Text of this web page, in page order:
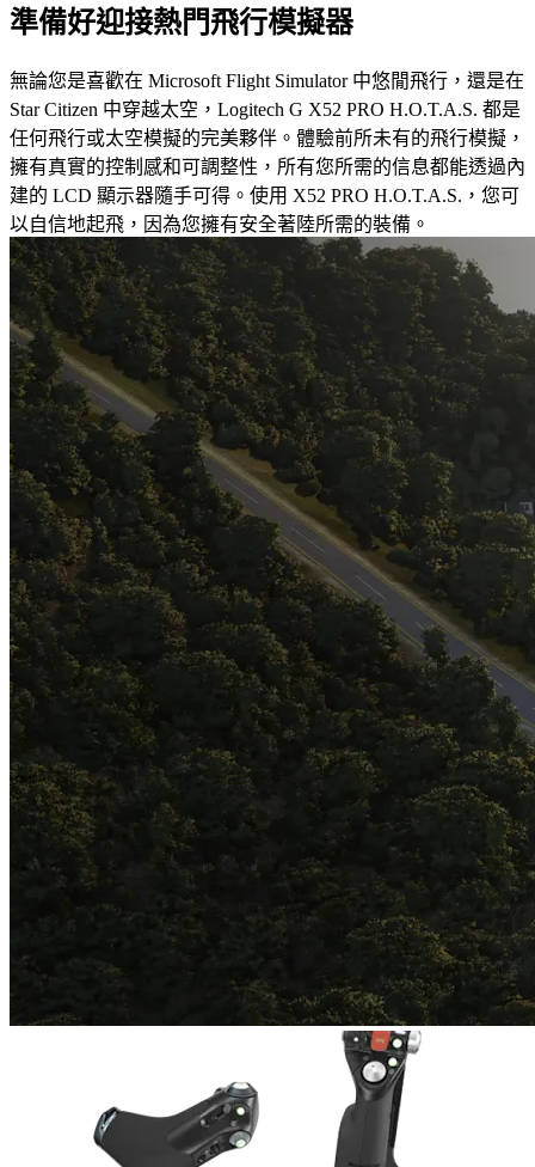
準備好迎接熱門飛行模擬器
無論您是喜歡在 Microsoft Flight Simulator 中悠閒飛行，還是在
Star Citizen 中穿越太空，Logitech G X52 PRO H.O.T.A.S. 都是
任何飛行或太空模擬的完美夥伴。體驗前所未有的飛行模擬，
擁有真實的控制感和可調整性，所有您所需的信息都能透過內
建的 LCD 顯示器隨手可得。使用 X52 PRO H.O.T.A.S.，您可
以自信地起飛，因為您擁有安全著陸所需的裝備。